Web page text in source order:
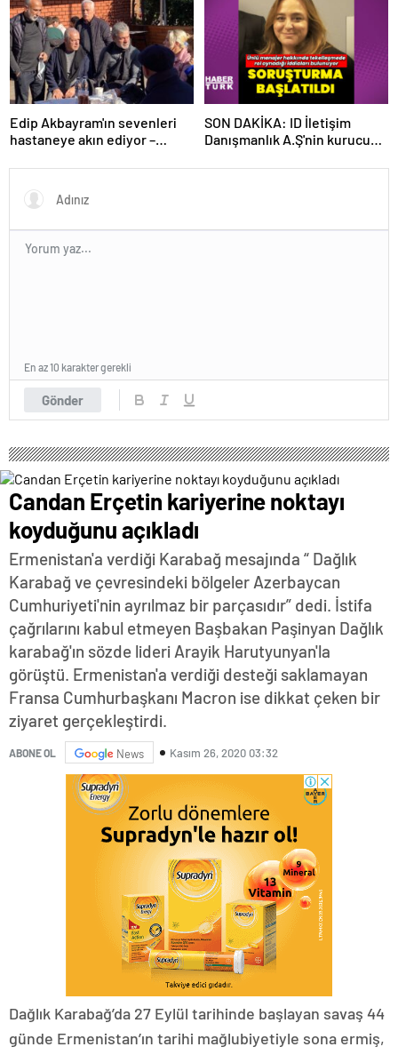
Edip Akbayram'ın sevenleri
hastaneye akın ediyor –
SON DAKİKA: ID İletişim
Danışmanlık A.Ş'nin kurucusu
hakkında resen soruşturma
Gönder
En az 10 karakter gerekli
Candan Erçetin kariyerine noktayı
koyduğunu açıkladı
Ermenistan'a verdiği Karabağ mesajında “ Dağlık
Karabağ ve çevresindeki bölgeler Azerbaycan
Cumhuriyeti'nin ayrılmaz bir parçasıdır” dedi. İstifa
çağrılarını kabul etmeyen Başbakan Paşinyan Dağlık
karabağ'ın sözde lideri Arayik Harutyunyan'la
görüştü. Ermenistan'a verdiği desteği saklamayan
Fransa Cumhurbaşkanı Macron ise dikkat çeken bir
ziyaret gerçekleştirdi.
ABONE OL News Kasım 26, 2020 03:32
Dağlık Karabağ’da 27 Eylül tarihinde başlayan savaş 44
günde Ermenistan’ın tarihi mağlubiyetiyle sona ermiş,